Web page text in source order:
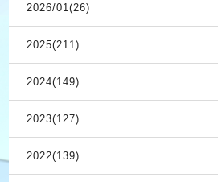
2026/01(26)
2025(211)
2024(149)
2023(127)
2022(139)